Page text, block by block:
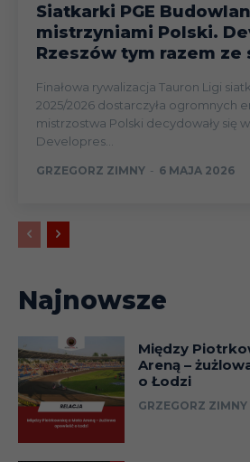
Siatkarki PGE
mistrzyniami Polski.
Rzeszów tym razem ze
Finałowa rywalizacja Tauron Ligi
2025/2026 dostarczyła ogromnych
mistrzostwa Polski decydowały się
Developres...
GRZEGORZ ZIMNY - 6 MAJA 2026
Najnowsze
Między
Areną –
o Łodzi
GRZEGORZ ZIMNY